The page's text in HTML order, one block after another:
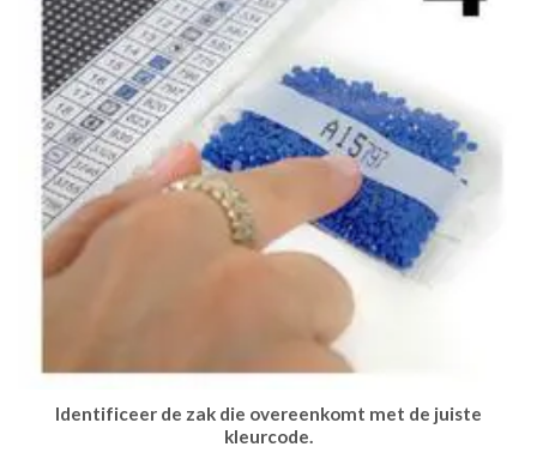
Identificeer de zak die overeenkomt met de juiste
kleurcode.